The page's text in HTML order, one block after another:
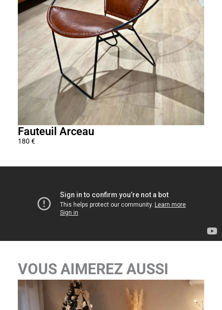
Fauteuil Arceau
180 €
VOUS AIMEREZ AUSSI